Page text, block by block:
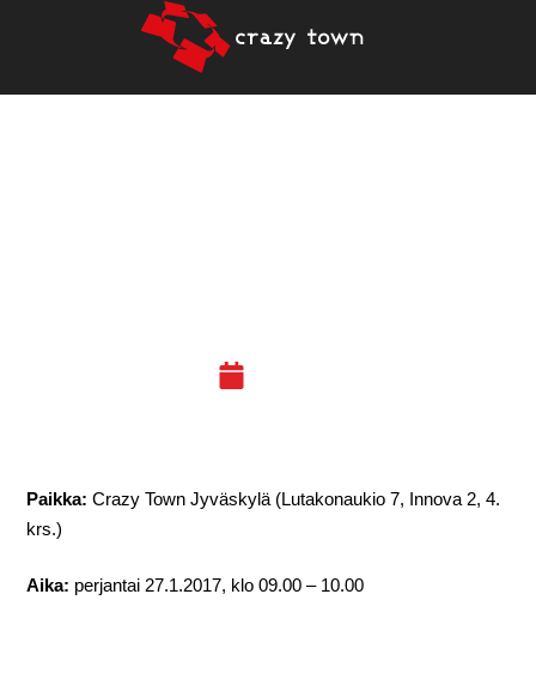
Paikka:Crazy Town Jyväskylä (Lutakonaukio 7, Innova 2, 4.
krs.)
Aika: perjantai 27.1.2017, klo 09.00 – 10.00